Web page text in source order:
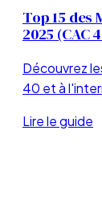
Top 15 des
2025 (CAC
Découvrez
40 et à
Lire le guide